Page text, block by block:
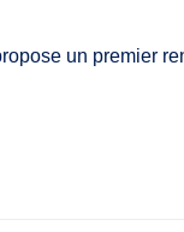
un premier